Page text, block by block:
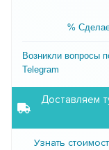
%
Возникли вопросы
Telegram
Доставляем
Узнать